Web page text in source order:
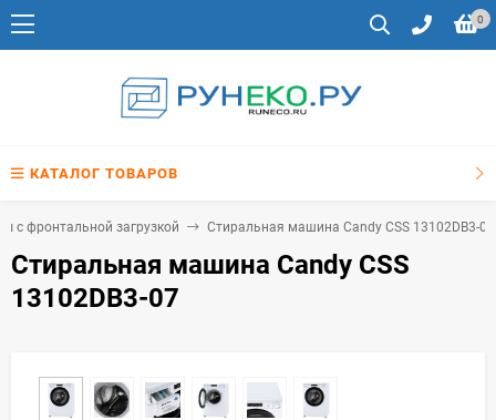
0
КАТАЛОГ ТОВАРОВ
с фронтальной загрузкой Стиральная машина Candy CSS 13102DB3-07
Стиральная машина Candy CSS
13102DB3-07